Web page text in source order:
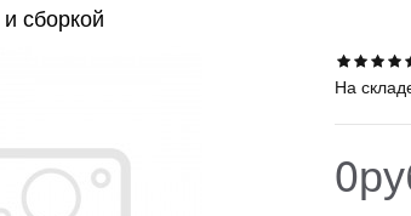
сборкой
На